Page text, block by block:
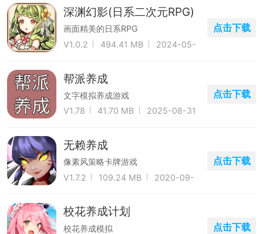
深渊幻影(日系二次元RPG)
画面精美的日系RPG
V1.0.2
494.41 MB
2024-05-
点击下载
帮派养成
文字模拟养成游戏
V1.78
41.70 MB 2025-08-31
点击下载
无赖养成
像素风策略卡牌游戏
V1.7.2
109.24 MB
2020-09-
点击下载
校花养成计划
校花养成模拟
点击下载